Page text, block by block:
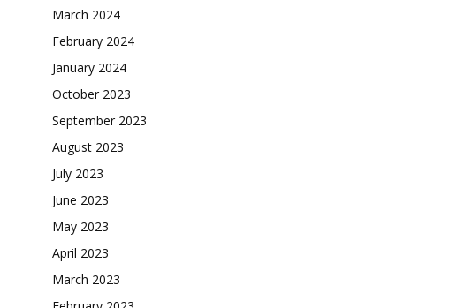
March 2024
February 2024
January 2024
October 2023
September 2023
August 2023
July 2023
June 2023
May 2023
April 2023
March 2023